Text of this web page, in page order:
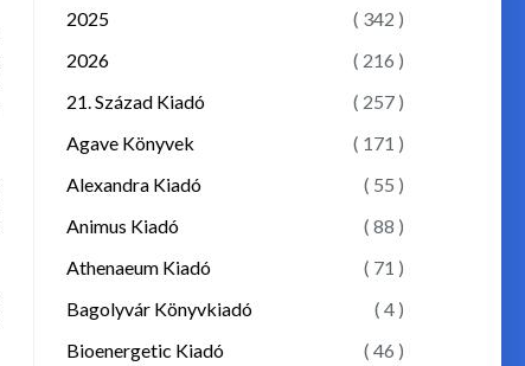
2025
( 342 )
2026
( 216 )
21. Század Kiadó
( 257 )
Agave Könyvek
( 171 )
Alexandra Kiadó
( 55 )
Animus Kiadó
( 88 )
Athenaeum Kiadó
( 71 )
Bagolyvár Könyvkiadó
( 4 )
Bioenergetic Kiadó
( 46 )